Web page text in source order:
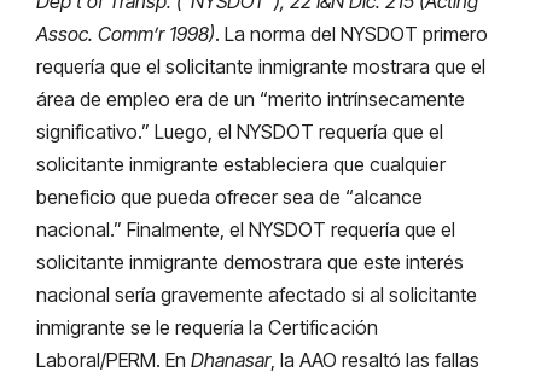
Assoc. Comm’r 1998). La norma del NYSDOT primero
requería que el solicitante inmigrante mostrara que el
área de empleo era de un “merito intrínsecamente
significativo.” Luego, el NYSDOT requería que el
solicitante inmigrante estableciera que cualquier
beneficio que pueda ofrecer sea de “alcance
nacional.” Finalmente, el NYSDOT requería que el
solicitante inmigrante demostrara que este interés
nacional sería gravemente afectado si al solicitante
inmigrante se le requería la Certificación
Laboral/PERM. En Dhanasar, la AAO resaltó las fallas